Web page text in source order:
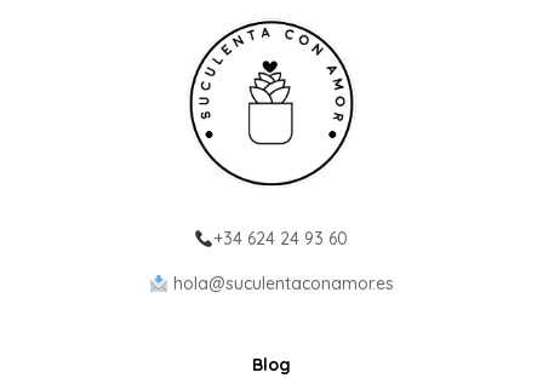
+34 624 24 93 60
hola@suculentaconamor.es
Blog